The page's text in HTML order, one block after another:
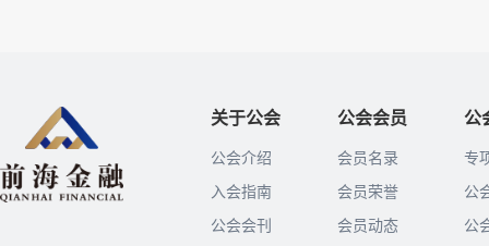
关于公会
公会介绍
入会指南
公会会刊
公会会员
会员名录
会员荣誉
会员动态
公
专
公
公